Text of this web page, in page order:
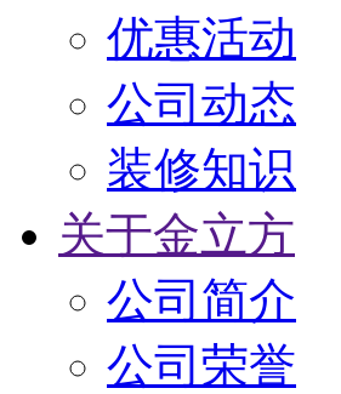
优惠活动
公司动态
装修知识
关于金立方
公司简介
公司荣誉